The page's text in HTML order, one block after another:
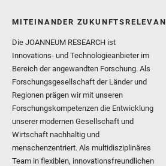
MITEINANDER
Die JOANNEUM RESEARCH ist
Innovations- und Technologieanbieter im
Bereich der angewandten Forschung. Als
Forschungsgesellschaft der Länder und
Regionen prägen wir mit unseren
Forschungskompetenzen die Entwicklung
unserer modernen Gesellschaft und
Wirtschaft nachhaltig und
menschenzentriert. Als multidisziplinäres
Team in flexiblen, innovationsfreundlichen